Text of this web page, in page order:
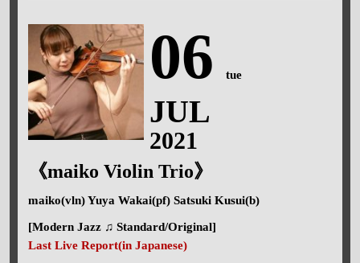
06 tue
JUL
2021
《maiko Violin Trio》
maiko(vln) Yuya Wakai(pf) Satsuki Kusui(b)
[Modern Jazz ♫ Standard/Original]
Last Live Report(in Japanese)